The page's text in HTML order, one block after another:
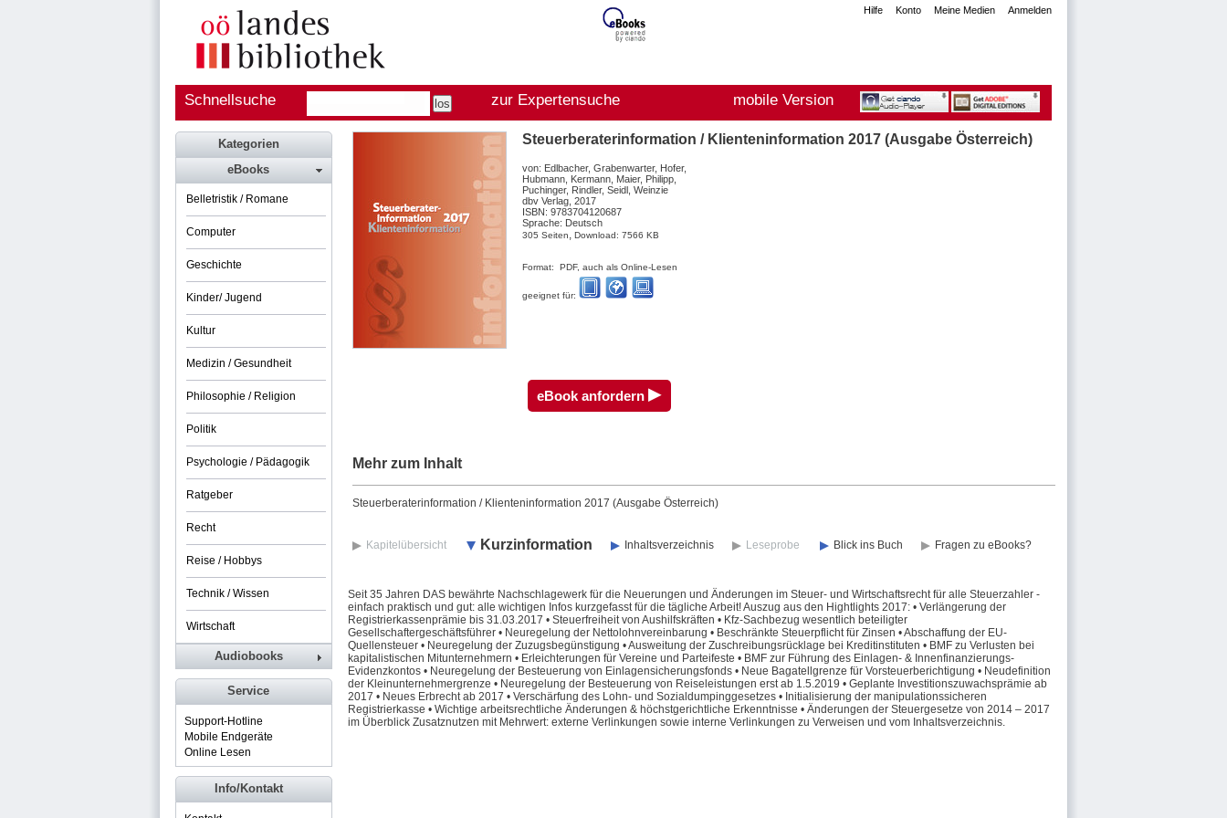
Anmelden
Meine Medien
Konto
Hilfe
Schnellsuche zur Expertensuche mobile Version
Steuerberaterinformation / Klienteninformation 2017 (Ausgabe Österreich)
von: Edlbacher, Grabenwarter, Hofer,
Hubmann, Kermann, Maier, Philipp,
Puchinger, Rindler, Seidl, Weinzie
dbv Verlag, 2017
ISBN: 9783704120687
Sprache: Deutsch
305 Seiten, Download: 7566 KB
Format: PDF, auch als Online-Lesen
geeignet für:
eBook anfordern ▸
Mehr zum Inhalt
Steuerberaterinformation / Klienteninformation 2017 (Ausgabe Österreich)
Kapitelübersicht Kurzinformation Inhaltsverzeichnis Leseprobe Blick ins Buch Fragen zu eBooks?
Seit 35 Jahren DAS bewährte Nachschlagewerk für die Neuerungen und Änderungen im Steuer- und Wirtschaftsrecht für alle Steuerzahler -
einfach praktisch und gut: alle wichtigen Infos kurzgefasst für die tägliche Arbeit! Auszug aus den Hightlights 2017: • Verlängerung der
Registrierkassenprämie bis 31.03.2017 • Steuerfreiheit von Aushilfskräften • Kfz-Sachbezug wesentlich beteiligter
Gesellschaftergeschäftsführer • Neuregelung der Nettolohnvereinbarung • Beschränkte Steuerpflicht für Zinsen • Abschaffung der EU-
Quellensteuer • Neuregelung der Zuzugsbegünstigung • Ausweitung der Zuschreibungsrücklage bei Kreditinstituten • BMF zu Verlusten bei
kapitalistischen Mitunternehmern • Erleichterungen für Vereine und Parteifeste • BMF zur Führung des Einlagen- & Innenfinanzierungs-
Evidenzkontos • Neuregelung der Besteuerung von Einlagensicherungsfonds • Neue Bagatellgrenze für Vorsteuerberichtigung • Neudefinition
der Kleinunternehmergrenze • Neuregelung der Besteuerung von Reiseleistungen erst ab 1.5.2019 • Geplante Investitionszuwachsprämie ab
2017 • Neues Erbrecht ab 2017 • Verschärfung des Lohn- und Sozialdumpinggesetzes • Initialisierung der manipulationssicheren
Registrierkasse • Wichtige arbeitsrechtliche Änderungen & höchstgerichtliche Erkenntnisse • Änderungen der Steuergesetze von 2014 – 2017
im Überblick Zusatznutzen mit Mehrwert: externe Verlinkungen sowie interne Verlinkungen zu Verweisen und vom Inhaltsverzeichnis.
Kategorien
eBooks
Belletristik / Romane
Computer
Geschichte
Kinder/ Jugend
Kultur
Medizin / Gesundheit
Philosophie / Religion
Politik
Psychologie / Pädagogik
Ratgeber
Recht
Reise / Hobbys
Technik / Wissen
Wirtschaft
Audiobooks
Service
Support-Hotline
Mobile Endgeräte
Online Lesen
Info/Kontakt